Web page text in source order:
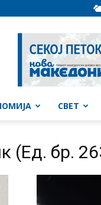
СВЕТ
(Ед. бр.